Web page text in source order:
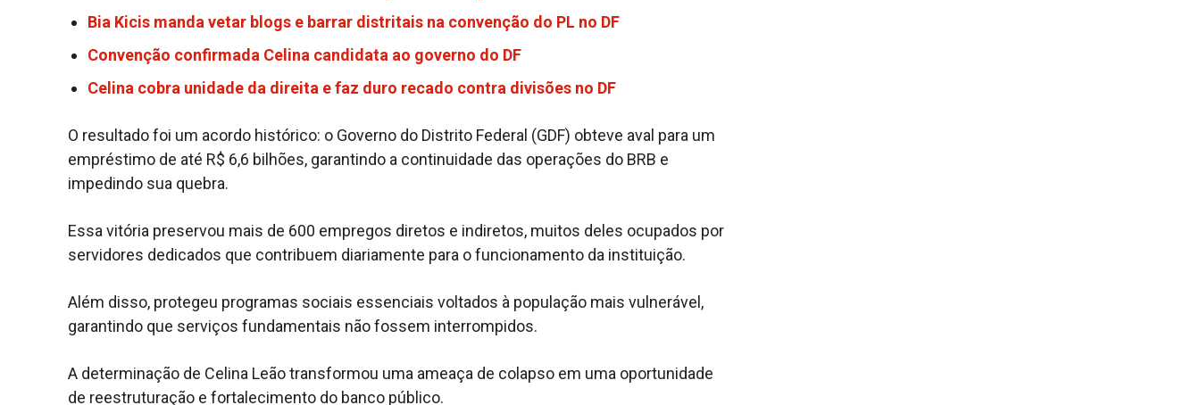
Bia Kicis manda vetar blogs e barrar distritais na convenção do PL no DF
Convenção confirmada Celina candidata ao governo do DF
Celina cobra unidade da direita e faz duro recado contra divisões no DF
O resultado foi um acordo histórico: o Governo do Distrito Federal (GDF) obteve aval para um
empréstimo de até R$ 6,6 bilhões, garantindo a continuidade das operações do BRB e
impedindo sua quebra.
Essa vitória preservou mais de 600 empregos diretos e indiretos, muitos deles ocupados por
servidores dedicados que contribuem diariamente para o funcionamento da instituição.
Além disso, protegeu programas sociais essenciais voltados à população mais vulnerável,
garantindo que serviços fundamentais não fossem interrompidos.
A determinação de Celina Leão transformou uma ameaça de colapso em uma oportunidade
de reestruturação e fortalecimento do banco público.